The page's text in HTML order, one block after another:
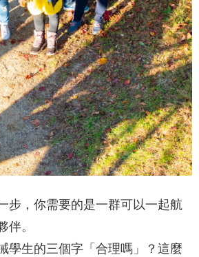
步，你需要的是一群可以一起航
伴。
學生的三個字「合理嗎」？這麼